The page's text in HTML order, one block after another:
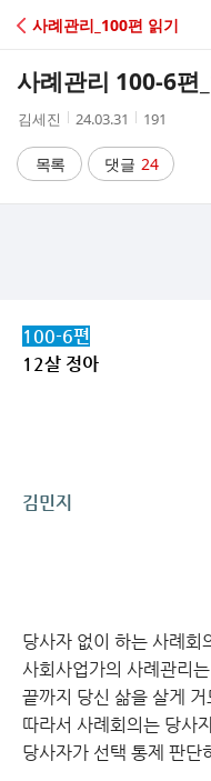
C
사례관리_100편 읽기
사례관리 100-6편
작
자
김세진
작
시
간
24.03.31
조
수
191
목록 댓글 24
100-6편
12살 정아
김민지
당사자 없이 하는 사례회
사회사업가의 사례관리는
끝까지 당신 삶을 살게
따라서 사례회의는 당사
당사자가 선택 통제 판단